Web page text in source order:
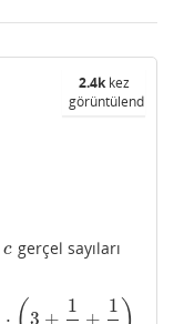
2.4kkez
görüntülendi
c gerçel sayıları
⋅ 3 +
1
+
1